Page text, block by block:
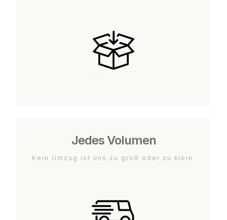
Jedes Volumen
Kein Umzug ist uns zu groß oder zu klein.